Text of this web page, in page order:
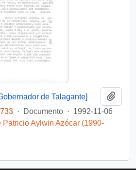
de Talagante]
· Documento · 1992-11-06
Patricio Aylwin Azócar (1990-